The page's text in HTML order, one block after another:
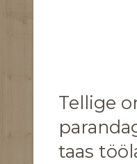
Tellige
taas